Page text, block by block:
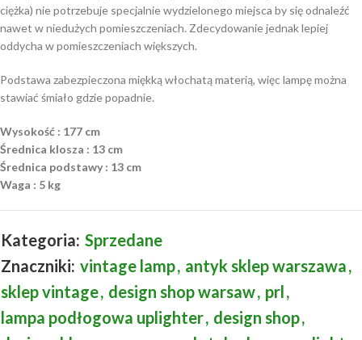
ciężka) nie potrzebuje specjalnie wydzielonego miejsca by się odnaleźć
nawet w niedużych pomieszczeniach. Zdecydowanie jednak lepiej
oddycha w pomieszczeniach większych.
Podstawa zabezpieczona miękką włochatą materią, więc lampę można
stawiać śmiało gdzie popadnie.
Wysokość : 177 cm
Średnica klosza : 13 cm
Średnica podstawy : 13 cm
Waga : 5 kg
Kategoria: Sprzedane
Znaczniki: vintage lamp, antyk sklep warszawa,
sklep vintage, design shop warsaw, prl,
lampa podłogowa uplighter, design shop,